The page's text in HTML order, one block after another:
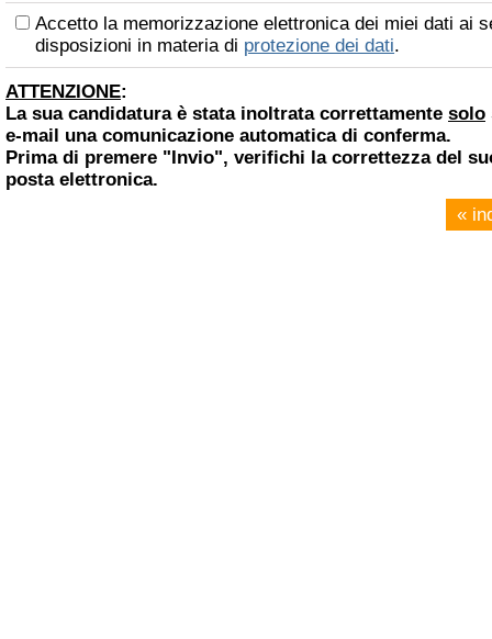
Accetto la memorizzazione elettronica dei miei dati ai
disposizioni in materia di protezione dei dati.
ATTENZIONE:
La sua candidatura è stata inoltrata correttamente solo
e-mail una comunicazione automatica di conferma.
Prima di premere "Invio", verifichi la correttezza del
posta elettronica.
«